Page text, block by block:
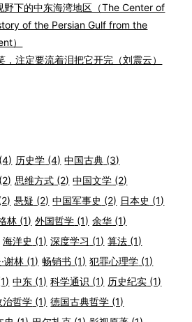
野下的中东海湾地区（The Center of
of the Persian Gulf from the
）
注定要流着泪把它开完（刘震云）
(4) 历史学 (4) 中国古典 (3)
(2) 思维方式 (2) 中国文学 (2)
悬疑 (2) 中国军事史 (2) 日本史 (1)
林 (1) 外国哲学 (1) 余华 (1)
海洋史 (1) 深度学习 (1) 算法 (1)
谢林 (1) 畅销书 (1) 犯罪心理学 (1)
中东 (1) 科学通识 (1) 历史纪实 (1)
治哲学 (1) 德国古典哲学 (1)